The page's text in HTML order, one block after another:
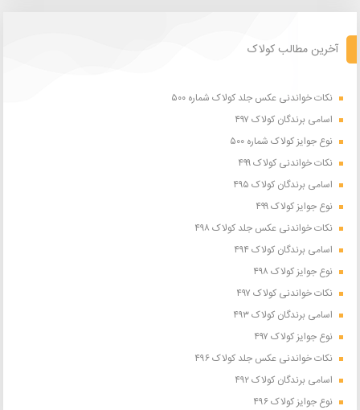
آخرین مطالب کولاک
نکات خواندنی عکس جلد کولاک شماره ۵۰۰
اسامی برندگان کولاک ۴۹۷
نوع جوایز کولاک شماره ۵۰۰
نکات خواندنی کولاک ۴۹۹
اسامی برندگان کولاک ۴۹۵
نوع جوایز کولاک ۴۹۹
نکات خواندنی عکس جلد کولاک ۴۹۸
اسامی برندگان کولاک ۴۹۴
نوع جوایز کولاک ۴۹۸
نکات خواندنی کولاک ۴۹۷
اسامی برندگان کولاک ۴۹۳
نوع جوایز کولاک ۴۹۷
نکات خواندنی عکس جلد کولاک ۴۹۶
اسامی برندگان کولاک ۴۹۲
نوع جوایز کولاک ۴۹۶